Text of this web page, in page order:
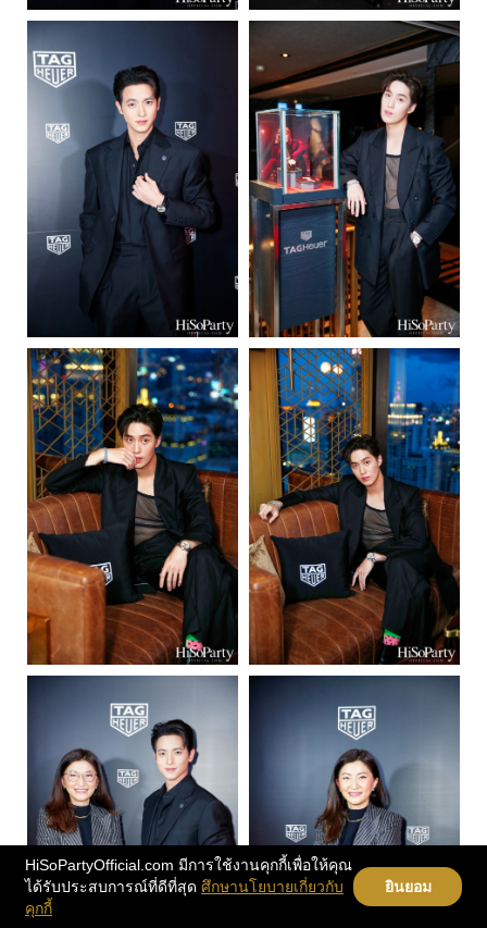
HiSoPartyOfficial.com มีการใช้งานคุกกี้เพื่อให้คุณ
ได้รับประสบการณ์ที่ดีที่สุด ศึกษานโยบายเกี่ยวกับ
คุกกี้
ยินยอม